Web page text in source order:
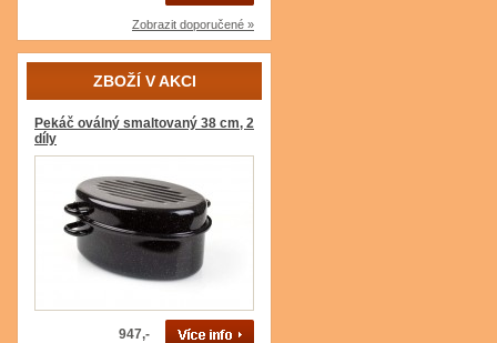
Zobrazit doporučené »
ZBOŽÍ V AKCI
Pekáč oválný smaltovaný 38 cm, 2
díly
947,-